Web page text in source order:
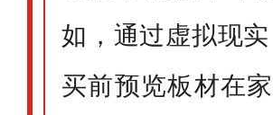
如，通过虚拟现
买前预览板材在